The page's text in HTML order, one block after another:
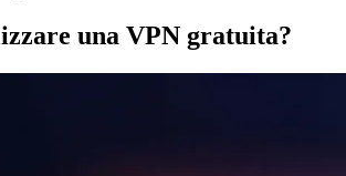
una VPN gratuita?